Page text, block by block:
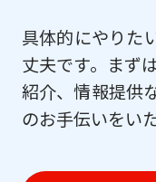
具体的にやりた
丈夫です。まず
紹介、情報提供
のお手伝いをい